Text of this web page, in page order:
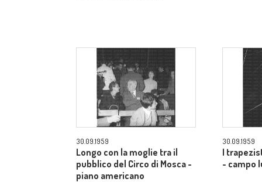
30.09.1959
Longo con la moglie tra il
pubblico del Circo di Mosca -
piano americano
30.09.1959
I
- campo